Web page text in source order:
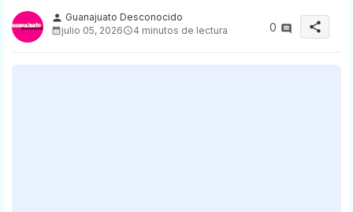
person Guanajuato Desconocido
julio 05, 2026
4 minutos de lectura 0 share